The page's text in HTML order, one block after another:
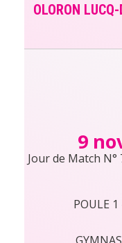
OLORON
9
Jour de Match N°
POULE